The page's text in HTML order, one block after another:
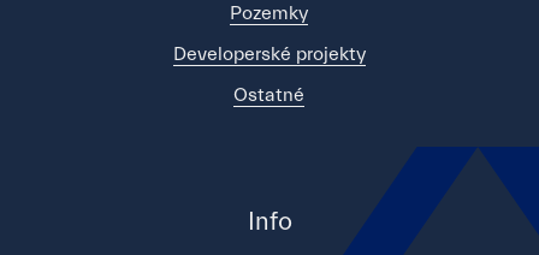
Pozemky
Developerské projekty
Ostatné
Info